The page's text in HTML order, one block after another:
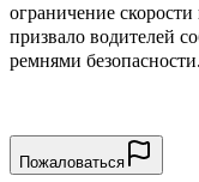
ограничение
призвало водителей
ремнями безопасности.
Пожаловаться